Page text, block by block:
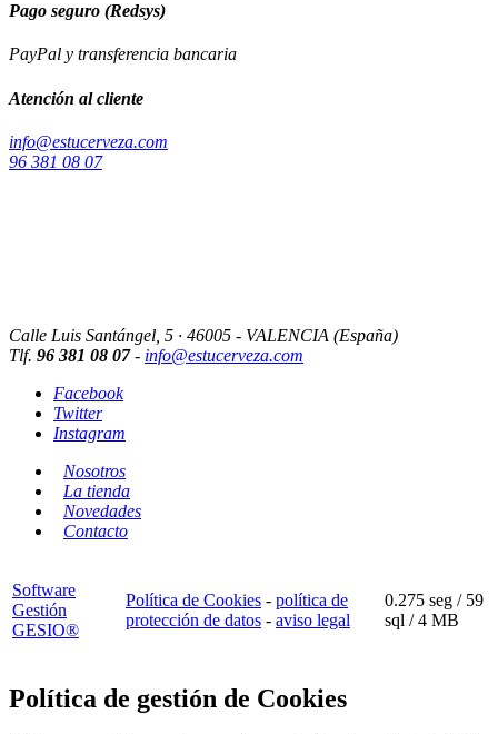
Pago seguro (Redsys)
PayPal y transferencia bancaria
Atención al cliente
info@estucerveza.com
96 381 08 07
Calle Luis Santángel, 5 · 46005 - VALENCIA (España)
Tlf. 96 381 08 07- info@estucerveza.com
Facebook
Twitter
Instagram
Nosotros
La tienda
Novedades
Contacto
Software
Gestión
GESIO®
Política de Cookies - política de
protección de datos - aviso legal
0.275 seg / 59
sql / 4 MB
Política de gestión de Cookies